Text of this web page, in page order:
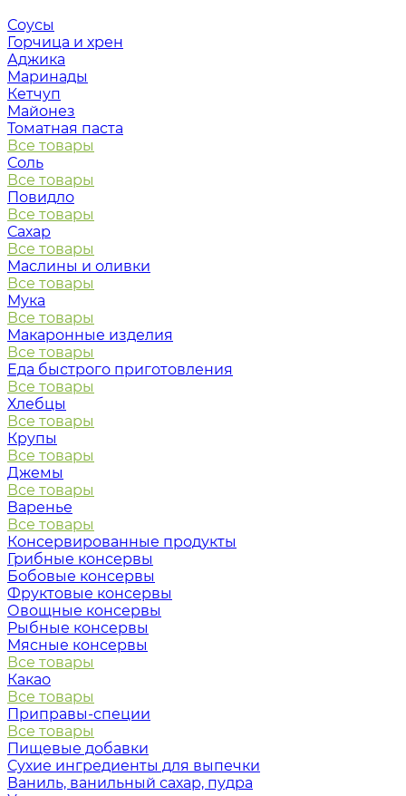
Соусы
Горчица и хрен
Аджика
Маринады
Кетчуп
Майонез
Томатная паста
Все товары
Соль
Все товары
Повидло
Все товары
Сахар
Все товары
Маслины и оливки
Все товары
Мука
Все товары
Макаронные изделия
Все товары
Еда быстрого приготовления
Все товары
Хлебцы
Все товары
Крупы
Все товары
Джемы
Все товары
Варенье
Все товары
Консервированные продукты
Грибные консервы
Бобовые консервы
Фруктовые консервы
Овощные консервы
Рыбные консервы
Мясные консервы
Все товары
Какао
Все товары
Приправы-специи
Все товары
Пищевые добавки
Сухие ингредиенты для выпечки
Ваниль, ванильный сахар, пудра